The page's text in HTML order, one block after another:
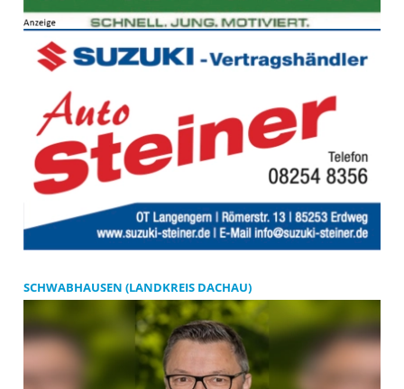
SCHWABHAUSEN (LANDKREIS DACHAU)